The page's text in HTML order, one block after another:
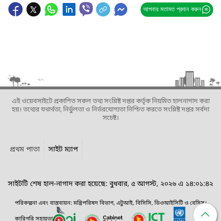
আপনার মতামত প্রদান করুন
এই ওয়েবসাইটে প্রকাশিত সকল তথ্য সংশ্লিষ্ট দপ্তর কর্তৃক নিয়মিত হালনাগাদ করা
হয়। তথ্যের যথার্থতা, নির্ভুলতা ও নির্ভরযোগ্যতা নিশ্চিত করতে সংশ্লিষ্ট দপ্তর সর্বদা
সচেষ্ট।
প্রথম পাতা সাইট ম্যাপ
সাইটটি শেষ হাল-নাগাদ করা হয়েছে: বুধবার, ৫ আগস্ট, ২০২৬ এ ১৪:০১:৪২
পরিকল্পনা এবং বাস্তবায়ন: মন্ত্রিপরিষদ বিভাগ, এটুআই, বিসিসি, ডিওআইসিটি ও বেসিস।
কারিগরি সহায়তা